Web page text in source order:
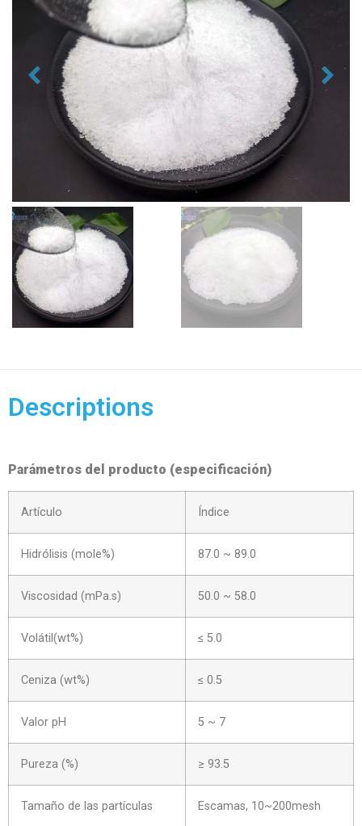
Descriptions
Parámetros del producto (especificación)
Artículo Índice
Hidrólisis (mole%) 87.0 ~ 89.0
Viscosidad (mPa.s) 50.0 ~ 58.0
Volátil(wt%) ≤ 5.0
Ceniza (wt%) ≤ 0.5
Valor pH 5 ~ 7
Pureza (%) ≥ 93.5
Tamaño de las partículas Escamas, 10~200mesh